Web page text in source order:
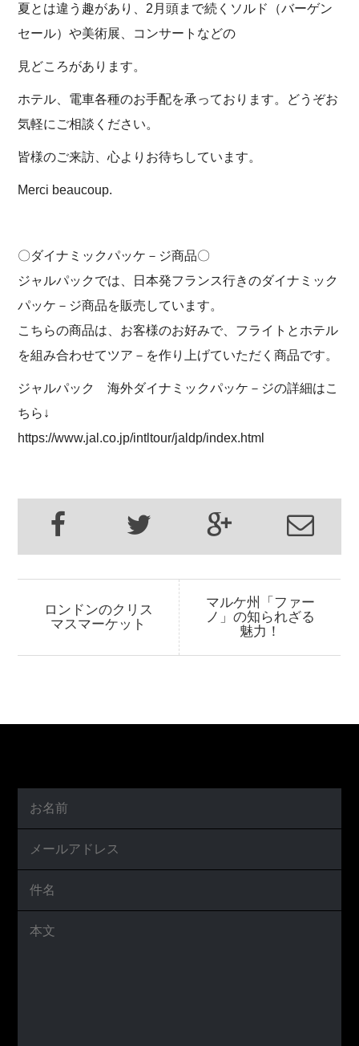
夏とは違う趣があり、2月頭まで続くソルド（バーゲン
セール）や美術展、コンサートなどの
見どころがあります。
ホテル、電車各種のお手配を承っております。どうぞお
気軽にご相談ください。
皆様のご来訪、心よりお待ちしています。
Merci beaucoup.
〇ダイナミックパッケ－ジ商品〇
ジャルパックでは、日本発フランス行きのダイナミック
パッケ－ジ商品を販売しています。
こちらの商品は、お客様のお好みで、フライトとホテル
を組み合わせてツア－を作り上げていただく商品です。
ジャルパック 海外ダイナミックパッケ－ジの詳細はこ
ちら↓
https://www.jal.co.jp/intltour/jaldp/index.html
ロンドンのクリス
マスマーケット
マルケ州「ファー
ノ」の知られざる
魅力！